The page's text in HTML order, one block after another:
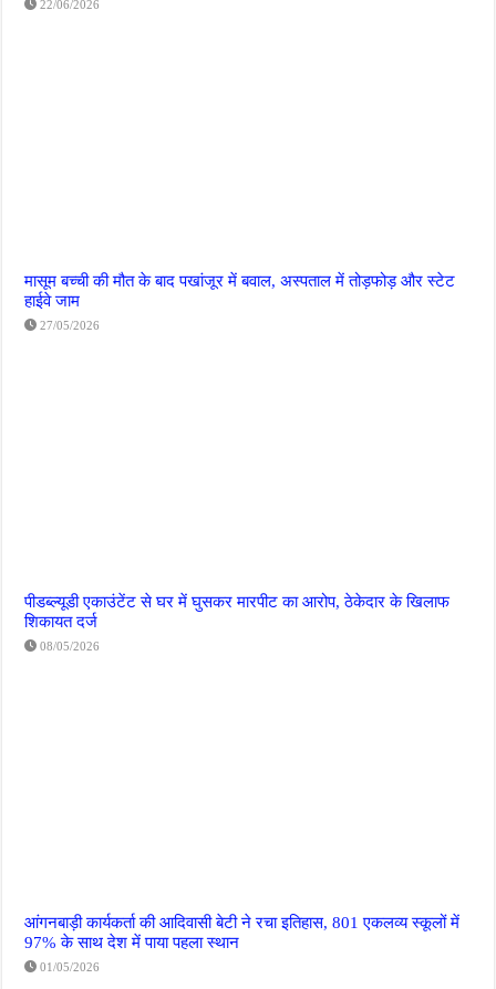
22/06/2026
मासूम बच्ची की मौत के बाद पखांजूर में बवाल, अस्पताल में तोड़फोड़ और स्टेट
हाईवे जाम
27/05/2026
पीडब्ल्यूडी एकाउंटेंट से घर में घुसकर मारपीट का आरोप, ठेकेदार के खिलाफ
शिकायत दर्ज
08/05/2026
आंगनबाड़ी कार्यकर्ता की आदिवासी बेटी ने रचा इतिहास, 801 एकलव्य स्कूलों में
97% के साथ देश में पाया पहला स्थान
01/05/2026